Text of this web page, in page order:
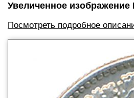
Увеличенное
Посмотреть подробное